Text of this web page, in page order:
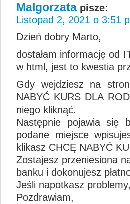
Malgorzata pisze:
Listopad 2, 2021 o 3:51
Dzień dobry Marto,
dostałam informację od
w html, jest to kwestia
Gdy wejdziesz na
NABYĆ KURS DLA
niego kliknąć.
Następnie pojawia się
podane miejsce
klikasz CHCĘ NABYĆ
Zostajesz przeniesiona
banku i dokonujesz
Jeśli napotkasz
Pozdrawiam,